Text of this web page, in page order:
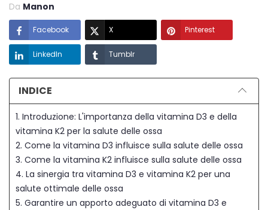
Da Manon
Facebook X Pinterest
LinkedIn Tumblr
INDICE
1. Introduzione: L'importanza della vitamina D3 e della
vitamina K2 per la salute delle ossa
2. Come la vitamina D3 influisce sulla salute delle ossa
3. Come la vitamina K2 influisce sulla salute delle ossa
4. La sinergia tra vitamina D3 e vitamina K2 per una
salute ottimale delle ossa
5. Garantire un apporto adeguato di vitamina D3 e